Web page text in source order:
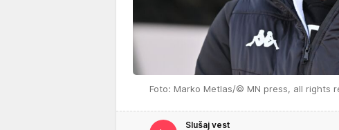
Foto: Marko Metlas/© MN press, all rights
Slušaj vest